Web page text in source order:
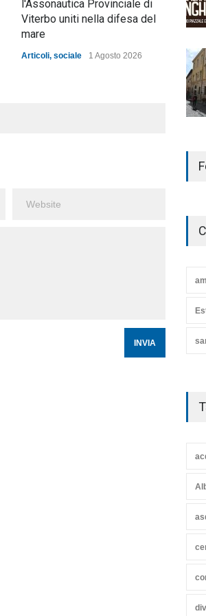
l'Assonautica Provinciale di
Viterbo uniti nella difesa del
mare
Articoli, sociale 1 Agosto 2026